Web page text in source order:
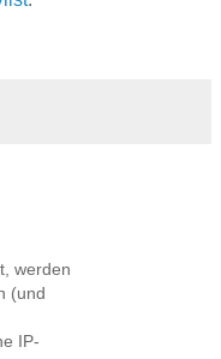
werden
(und
IP-